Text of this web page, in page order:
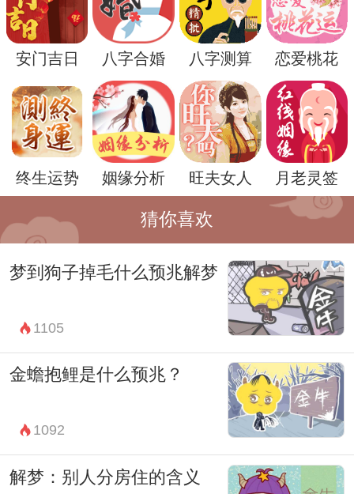
生。
总的来说，梦境中的符号解梦并不是一件简
单的事情，需要综合考虑多种因素。狗子看
见假蛇可能代表着我们内心深处的矛盾和焦
虑，也可能暗示着我们对于周围环境的不信
任和警惕。在梦中看见这样的场景，或许是
时候审视自己的内心世界，寻找平衡和真实
了。
安门吉日 八字合婚 八字测算 恋爱桃花
终生运势 姻缘分析 旺夫女人 月老灵签
猜你喜欢
梦到狗子掉毛什么预兆解梦
1105
金蟾抱鲤是什么预兆？
1092
解梦：别人分房住的含义